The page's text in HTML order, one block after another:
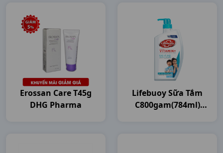
Erossan Care T45g
DHG Pharma
Lifebuoy Sữa Tắm
C800gam(784ml)